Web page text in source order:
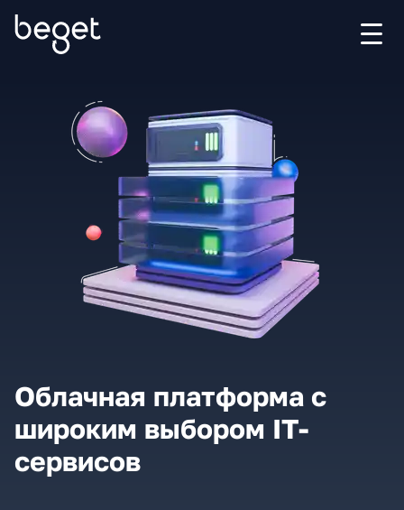
Облачная платформа с
широким выбором IT-
сервисов